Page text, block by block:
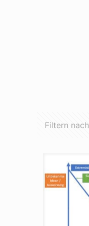
Filtern nach